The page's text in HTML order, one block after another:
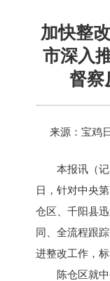
加快整
市深入
督察
来源：宝鸡
本报讯（
日，针对中央
仓区、千阳县
同、全流程跟
进整改工作，
陈仓区就中